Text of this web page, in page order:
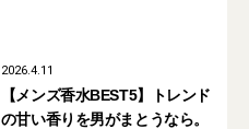
2026.4.11
【メンズ香水BEST5】トレンド
の甘い香りを男がまとうなら。